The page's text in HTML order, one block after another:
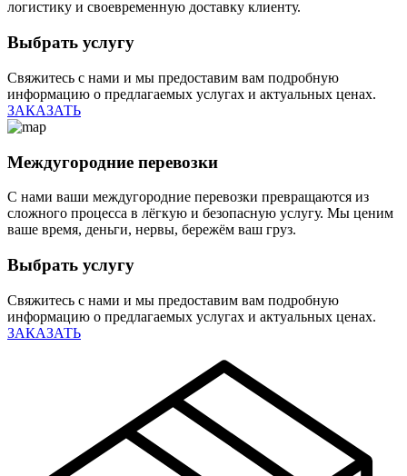
логистику и своевременную доставку клиенту.
Выбрать услугу
Свяжитесь с нами и мы предоставим вам подробную
информацию о предлагаемых услугах и актуальных ценах.
ЗАКАЗАТЬ
Междугородние перевозки
С нами ваши междугородние перевозки превращаются из
сложного процесса в лёгкую и безопасную услугу. Мы ценим
ваше время, деньги, нервы, бережём ваш груз.
Выбрать услугу
Свяжитесь с нами и мы предоставим вам подробную
информацию о предлагаемых услугах и актуальных ценах.
ЗАКАЗАТЬ